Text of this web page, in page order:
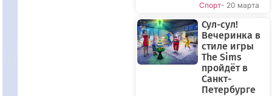
Спорт- 20 марта
Сул-сул!
Вечеринка в
стиле игры
The Sims
пройдёт в
Санкт-
Петербурге